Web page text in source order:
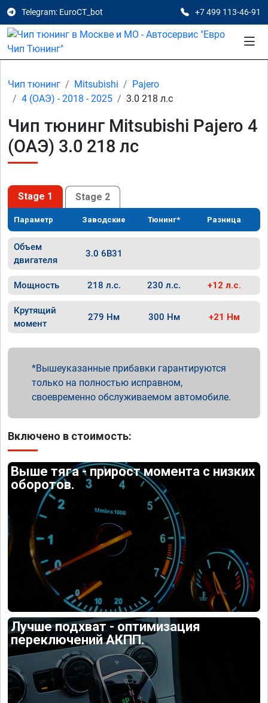
Telegram: EuroCT_bot +7 499 113-46-91
Чип тюнинг Mitsubishi
Pajero
4 (ОАЭ) - 2018 - 2025
3.0 218 л.с
Чип тюнинг Mitsubishi Pajero 4
(ОАЭ) 3.0 218 лс
Stage 1 Stage 2
Параметр Заводские Тюнинг* Разница
Объем
двигателя
3.0 6B31
Мощность 218 л.с. 230 л.с. +12 л.с.
Крутящий
момент
279 Нм 300 Нм +21 Нм
Вышеуказанные прибавки гарантируются
только на полностью исправном,
своевременно обслуживаемом автомобиле.
Включено в стоимость:
Выше тяга - прирост момента с низких
оборотов.
Лучше подхват - оптимизация
переключений АКПП.